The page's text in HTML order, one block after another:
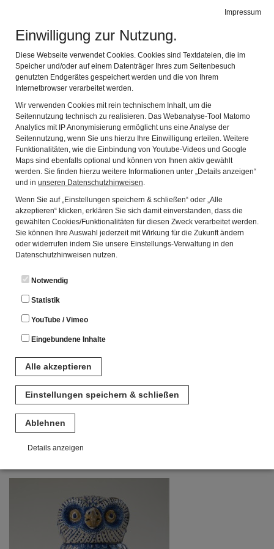
Impressum
Einwilligung zur Nutzung.
Diese Webseite verwendet Cookies. Cookies sind Textdateien, die im
Speicher und/oder auf einem Datenträger Ihres zum Seitenbesuch
genutzten Endgerätes gespeichert werden und die von Ihrem
Internetbrowser verarbeitet werden.
Wir verwenden Cookies mit rein technischem Inhalt, um die
Seitennutzung technisch zu realisieren. Das Webanalyse-Tool Matomo
Analytics mit IP Anonymisierung ermöglicht uns eine Analyse der
Seitennutzung, wenn Sie uns hierzu Ihre Einwilligung erteilen. Weitere
Funktionalitäten, wie die Einbindung von Youtube-Videos und Google
Maps sind ebenfalls optional und können von Ihnen aktiv gewählt
werden. Sie finden hierzu weitere Informationen unter „Details anzeigen“
und in unseren Datenschutzhinweisen.
Wenn Sie auf „Einstellungen speichern & schließen“ oder „Alle
akzeptieren“ klicken, erklären Sie sich damit einverstanden, dass die
gewählten Cookies/Funktionalitäten für diesen Zweck verarbeitet werden.
Sie können Ihre Auswahl jederzeit mit Wirkung für die Zukunft ändern
oder widerrufen indem Sie unsere Einstellungs-Verwaltung in den
Datenschutzhinweisen nutzen.
Notwendig
Statistik
YouTube / Vimeo
Eingebundene Inhalte
Alle akzeptieren
Einstellungen speichern & schließen
Ablehnen
Details anzeigen
Notwendig
Hierbei werden keinerlei personenbezogenen Daten gespeichert.
Lediglich eine anonyme Session-ID wird hinterlegt.
The Imperial Town of Kaufbeuren
Crosses and Saints
The Good Things in Life
Urban Traces
Urban Traces - a museum tour through the Imperial town
Discover the history of the Imperial Town of Kaufbeuren. What
was so special about an Imperial town in the Middle Ages? In
responsibilities it entailed for the town and its citizens.
Group size, max. 15
Duration of tour: 1 hour
Pre-booking required!
Photo on the right side: © Stadtmuseum Kaufbeuren